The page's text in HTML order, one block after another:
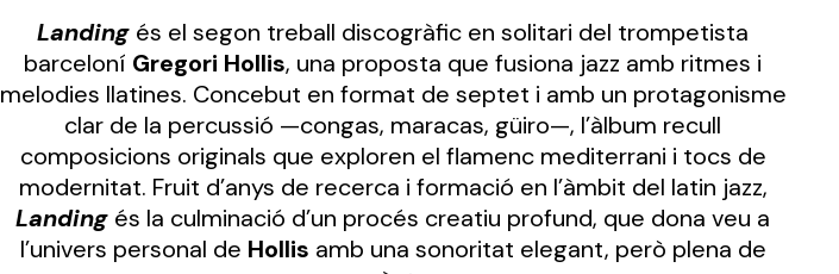
Landing és el segon treball discogràfic en solitari del trompetista
barceloní Gregori Hollis, una proposta que fusiona jazz amb ritmes i
melodies llatines. Concebut en format de septet i amb un protagonisme
clar de la percussió —congas, maracas, güiro—, l’àlbum recull
composicions originals que exploren el flamenc mediterrani i tocs de
modernitat. Fruit d’anys de recerca i formació en l’àmbit del latin jazz,
Landing és la culminació d’un procés creatiu profund, que dona veu a
l’univers personal de Hollis amb una sonoritat elegant, però plena de